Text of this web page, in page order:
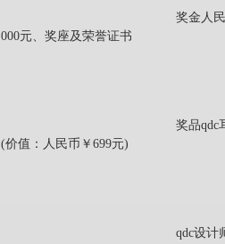
奖金 人
000元、奖座及荣誉证书
奖品qdc
(价值：人民币￥699元)
qdc设计